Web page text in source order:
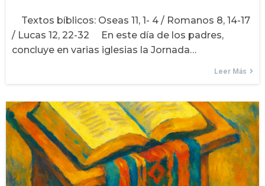
Textos bíblicos: Oseas 11, 1- 4 / Romanos 8, 14-17
/ Lucas 12, 22-32 En este día de los padres,
concluye en varias iglesias la Jornada…
Leer Más